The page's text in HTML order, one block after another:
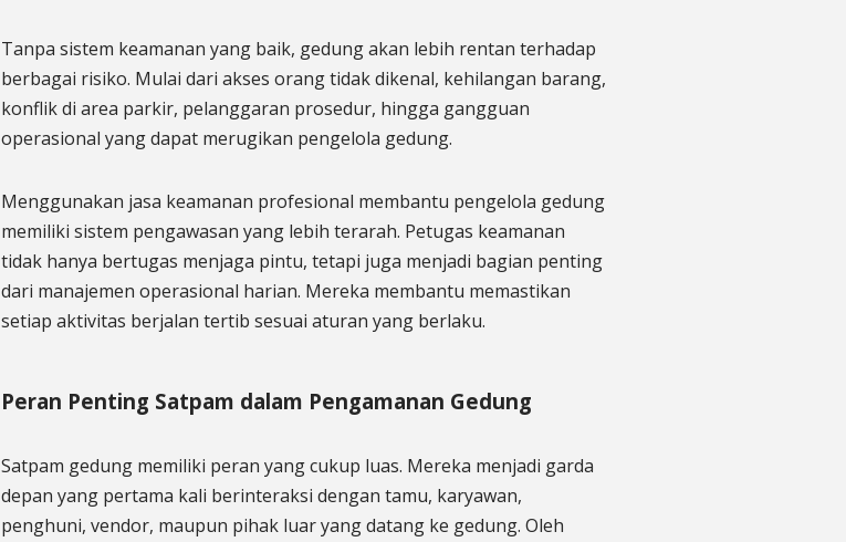
Tanpa sistem keamanan yang baik, gedung akan lebih rentan terhadap
berbagai risiko. Mulai dari akses orang tidak dikenal, kehilangan barang,
konflik di area parkir, pelanggaran prosedur, hingga gangguan
operasional yang dapat merugikan pengelola gedung.
Menggunakan jasa keamanan profesional membantu pengelola gedung
memiliki sistem pengawasan yang lebih terarah. Petugas keamanan
tidak hanya bertugas menjaga pintu, tetapi juga menjadi bagian penting
dari manajemen operasional harian. Mereka membantu memastikan
setiap aktivitas berjalan tertib sesuai aturan yang berlaku.
Peran Penting Satpam dalam Pengamanan Gedung
Satpam gedung memiliki peran yang cukup luas. Mereka menjadi garda
depan yang pertama kali berinteraksi dengan tamu, karyawan,
penghuni, vendor, maupun pihak luar yang datang ke gedung. Oleh